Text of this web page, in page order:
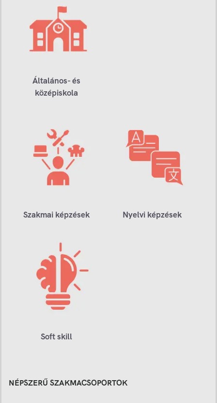
Általános- és
középiskola
Szakmai képzések Nyelvi képzések
Soft skill
NÉPSZERŰ SZAKMACSOPORTOK